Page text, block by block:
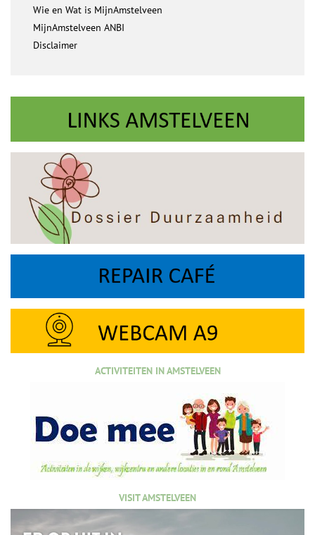
Wie en Wat is MijnAmstelveen
MijnAmstelveen ANBI
Disclaimer
ACTIVITEITEN IN AMSTELVEEN
VISIT AMSTELVEEN